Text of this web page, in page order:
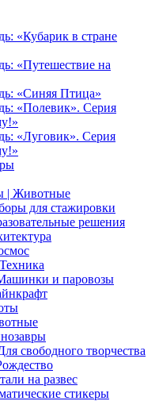
«Кубарик в стране
«Путешествие на
«Синяя Птица»
«Полевик». Серия
«Луговик». Серия
| Животные
для стажировки
решения
и паровозы
свободного творчества
на развес
стикеры